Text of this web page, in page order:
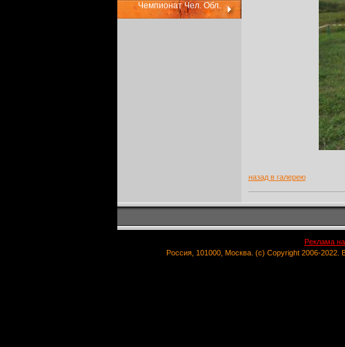
Чемпионат Чел. Обл.
назад в галерею
Реклама
Россия, 101000, Москва. (c) Copyright 2006-2022.